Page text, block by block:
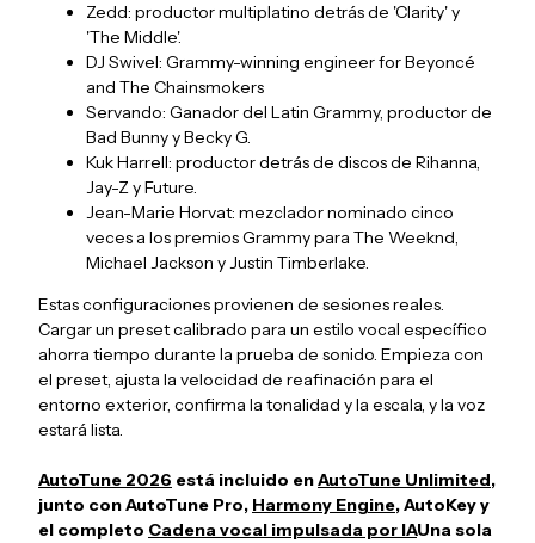
Zedd: productor multiplatino detrás de 'Clarity' y
'The Middle'.
DJ Swivel: Grammy-winning engineer for Beyoncé
and The Chainsmokers
Servando: Ganador del Latin Grammy, productor de
Bad Bunny y Becky G.
Kuk Harrell: productor detrás de discos de Rihanna,
Jay-Z y Future.
Jean-Marie Horvat: mezclador nominado cinco
veces a los premios Grammy para The Weeknd,
Michael Jackson y Justin Timberlake.
Estas configuraciones provienen de sesiones reales.
Cargar un preset calibrado para un estilo vocal específico
ahorra tiempo durante la prueba de sonido. Empieza con
el preset, ajusta la velocidad de reafinación para el
entorno exterior, confirma la tonalidad y la escala, y la voz
estará lista.
AutoTune 2026 está incluido enAutoTune Unlimited,
junto con AutoTune Pro, Harmony Engine, AutoKey y
el completo Cadena vocal impulsada por IAUna sola